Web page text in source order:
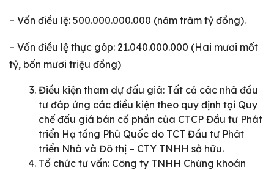
– Vốn điều lệ: 500.000.000.000 (năm trăm tỷ đồng).
– Vốn điều lệ thực góp: 21.040.000.000 (Hai mươi mốt
tỷ, bốn mươi triệu đồng)
Điều kiện tham dự đấu giá: Tất cả các nhà đầu
tư đáp ứng các điều kiện theo quy định tại Quy
chế đấu giá bán cổ phần của CTCP Đầu tư Phát
triển Hạ tầng Phú Quốc do TCT Đầu tư Phát
triển Nhà và Đô thị – CTY TNHH sở hữu.
Tổ chức tư vấn: Công ty TNHH Chứng khoán